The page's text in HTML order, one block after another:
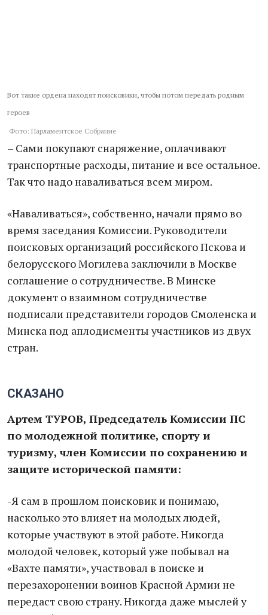
Вот такие ордена находят поисковики, чтобы потом передать родным
героев
Фото: Парламентское Собрание
– Сами покупают снаряжение, оплачивают
транспортные расходы, питание и все остальное.
Так что надо наваливаться всем миром.
«Наваливаться», собственно, начали прямо во
время заседания Комиссии. Руководители
поисковых организаций российского Пскова и
белорусского Могилева заключили в Москве
соглашение о сотрудничестве. В Минске
документ о взаимном сотрудничестве
подписали представители городов Смоленска и
Минска под аплодисменты участников из двух
стран.
СКАЗАНО
Артем ТУРОВ, Председатель Комиссии ПС
по молодежной политике, спорту и
туризму, член Комиссии по сохранению и
защите исторической памяти:
-Я сам в прошлом поисковик и понимаю,
насколько это влияет на молодых людей,
которые участвуют в этой работе. Никогда
молодой человек, который уже побывал на
«Вахте памяти», участвовал в поиске и
перезахоронении воинов Красной Армии не
передаст свою страну. Никогда даже мыслей у